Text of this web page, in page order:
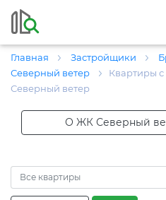
Главная Застройщики
Северный ветер
Квартиры
Северный ветер
О ЖК Северный
Все квартиры